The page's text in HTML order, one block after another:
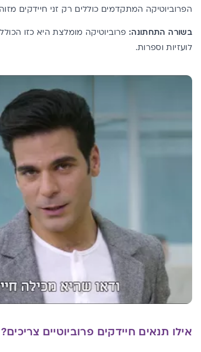
הפרוביוטיקה המתקדמים כוללים רק זני חיידקים
בשורה התחתונה: פרוביוטיקה מומלצת היא כזו
לועזיות וספרות.
אילו תנאים חיידקים פרוביוטיים צריכים?